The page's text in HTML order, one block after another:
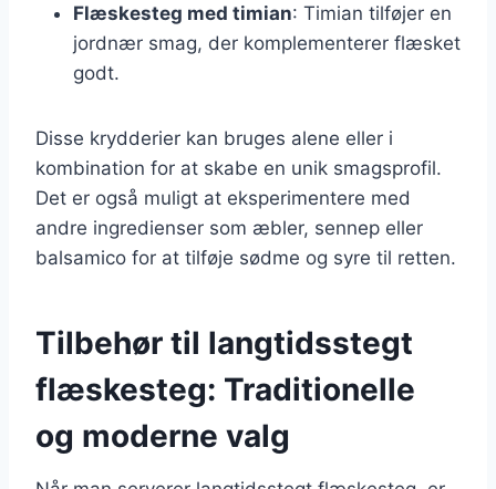
Flæskesteg med timian: Timian tilføjer en
jordnær smag, der komplementerer flæsket
godt.
Disse krydderier kan bruges alene eller i
kombination for at skabe en unik smagsprofil.
Det er også muligt at eksperimentere med
andre ingredienser som æbler, sennep eller
balsamico for at tilføje sødme og syre til retten.
Tilbehør til langtidsstegt
flæskesteg: Traditionelle
og moderne valg